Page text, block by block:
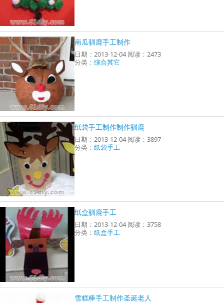
南瓜驯鹿手工制作
日期：2013-12-04 阅读：2473
分类：综合其它
纸袋手工制作制作驯鹿
日期：2013-12-04 阅读：3897
分类：纸袋手工
纸盒驯鹿手工
日期：2013-12-04 阅读：3758
分类：纸盒手工
雪糕棒手工制作圣诞老人